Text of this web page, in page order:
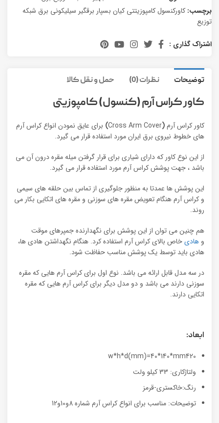
برچسب: کاورکنسول کامپوزیتتی کیان بسپار برقگیر سیلیکونی برق شبکه
توزیع
اشتراک گذاری :
توضیحات نظرات (0) حمل و نقل کالا
کاور کراس آرم (کنسول) کامپوزیتی
کاور کراس آرم(
Cross Arm Cover
) برای عایق نمودن انواع کراس آرم
های خطوط نیروی برق ایران مورد استفاده قرار می گیرد.
از این نوع کاور که دارای شیاری برای قرار گرفتن میله مقره درون آن می
باشد ، جهت پوشش کراس آرم مورد استفاده قرار می گیرد.
این پوشش ها عمدتا به منظور جلوگیری از تماس بین حلقه های سیمی
و کراس آرم هنگام تعویض مقره های سوزنی و مقره های اتکایی بکار می
روند.
هم چنین می توان از این پوشش برای نگهدارنده جمپرهای موقت
و هادیخاص بالای کراس آرم استفاده کرد. هنگام نگهداشتن هادی ها،
هادی باید توسط یک پوشش مناسب حفاظت شود.
در سه مدل قابل ارائه می باشد. نوع اول برای کراس آرم هایی که مقره
سوزنی دارند می باشد و دو مدل دیگر برای کراس آرم هایی که مقره
اتکایی دارند.
ابعاد:
w*h*d(mm)=40*140*mm420
ولتاژکاری: 33 کیلو ولت
رنگ:خاکستری-قرمز
توضیحات: مناسب برای انواع کراس آرم شماره 8و10و12